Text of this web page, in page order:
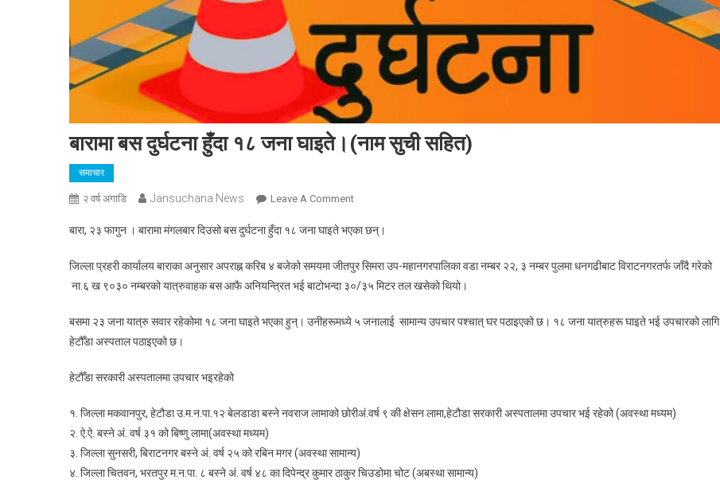
बारामा बस दुर्घटना हुँदा १८ जना घाइते।(नाम सुची सहित)
समाचार
२ वर्ष अगाडि Jansuchana News Leave A CommentOn
बस
हुँदा
१८
घाइते।
बारा, २३ फागुन । बारामा मंगलबार दिउसो बस दुर्घटना हुँदा १८ जना घाइते भएका छन्।
जिल्ला प्रहरी कार्यालय बाराका अनुसार अपराह्न करिब ४ बजेको समयमा जीतपुर सिमरा उप-महानगरपालिका वडा नम्बर २२, ३ नम्बर पुलमा धनगढीबाट विराटनगरतर्फ जाँदै गरेको
ना.६ ख ९०३० नम्बरको यात्रुवाहक बस आफै अनियन्त्रित भई बाटोभन्दा ३०/३५ मिटर तल खसेको थियो।
बसमा २३ जना यात्रु सवार रहेकोमा १८ जना घाइते भएका हुन्। उनीहरूमध्ये ५ जनालाई सामान्य उपचार पश्चात् घर पठाइएको छ। १८ जना यात्रुहरू घाइते भई उपचारको लागि
हेटौँडा अस्पताल पठाइएको छ।
हेटौँडा सरकारी अस्पतालमा उपचार भइरहेको
१. जिल्ला मकवानपुर, हेटौडा उ.म.न.पा.१२ बेलडाडा बस्ने नवराज लामाको छोरीअं.वर्ष ९ की क्षेसन लामा,हेटौडा सरकारी अस्पतालमा उपचार भई रहेको (अवस्था मध्यम)
२. ऐ.ऐ. बस्ने अं. वर्ष ३१ को बिष्णु लामा(अवस्था मध्यम)
३. जिल्ला सुनसरी, बिराटनगर बस्ने अं. वर्ष २५ को रबिन मगर (अवस्था सामान्य)
४. जिल्ला चितवन, भरतपुर म.न.पा. ८ बस्ने अं. वर्ष ४८ का दिपेन्द्र कुमार ठाकुर चिउडोमा चोट (अबस्था सामान्य)